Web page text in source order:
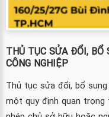
THỦ TỤC SỬA ĐỔI, BỔ
CÔNG NGHIỆP
Thủ tục sửa đổi, bổ
một quy định quan